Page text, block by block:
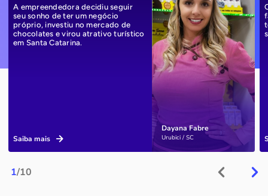
1/10
Dayana Fabre
Urubici / SC
A empreendedora decidiu seguir
seu sonho de ter um negócio
próprio, investiu no mercado de
chocolates e virou atrativo turístico
em Santa Catarina.
Saiba mais